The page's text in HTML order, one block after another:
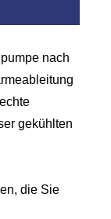
nach
gekühlten
die Sie